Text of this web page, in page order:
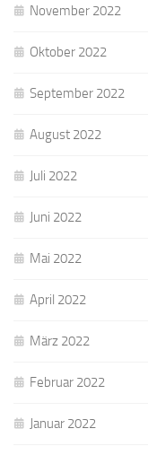
November 2022
Oktober 2022
September 2022
August 2022
Juli 2022
Juni 2022
Mai 2022
April 2022
März 2022
Februar 2022
Januar 2022